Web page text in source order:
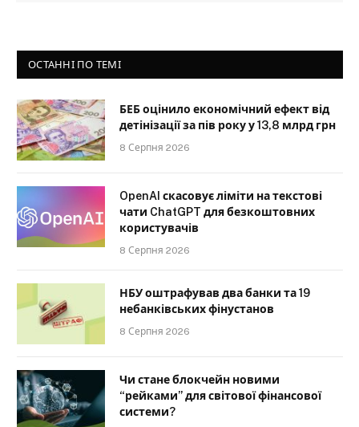
ОСТАННІ ПО ТЕМІ
БЕБ оцінило економічний ефект від
детінізації за пів року у 13,8 млрд грн
8 Серпня 2026
OpenAI скасовує ліміти на текстові
чати ChatGPT для безкоштовних
користувачів
8 Серпня 2026
НБУ оштрафував два банки та 19
небанківських фінустанов
8 Серпня 2026
Чи стане блокчейн новими
“рейками” для світової фінансової
системи?